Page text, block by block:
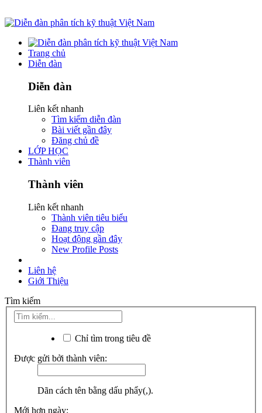
Trang chủ
Diễn đàn
Diễn đàn
Liên kết nhanh
Tìm kiếm diễn đàn
Bài viết gần đây
Đăng chủ đề
LỚP HỌC
Thành viên
Thành viên
Liên kết nhanh
Thành viên tiêu biểu
Đang truy cập
Hoạt động gần đây
New Profile Posts
Liên hệ
Giới Thiệu
Tìm kiếm
Chỉ tìm trong tiêu đề
Được gửi bởi thành viên:
Dãn cách tên bằng dấu phẩy(,).
Mới hơn ngày: